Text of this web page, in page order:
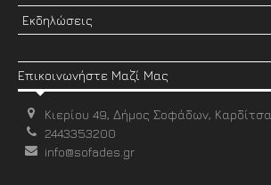
Εκδηλώσεις
Επικοινωνήστε Μαζί Μας
Κιερίου 49, Δήμος Σοφάδων, Καρδίτσα
2443353200
info@sofades.gr